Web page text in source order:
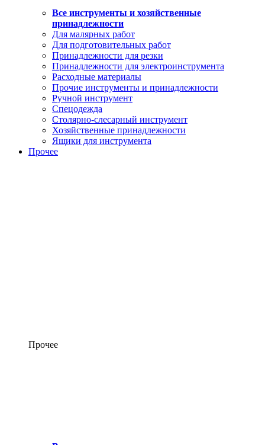
Все инструменты и хозяйственные
принадлежности
Для малярных работ
Для подготовительных работ
Принадлежности для резки
Принадлежности для электроинструмента
Расходные материалы
Прочие инструменты и принадлежности
Ручной инструмент
Спецодежда
Столярно-слесарный инструмент
Хозяйственные принадлежности
Ящики для инструмента
Прочее
Прочее